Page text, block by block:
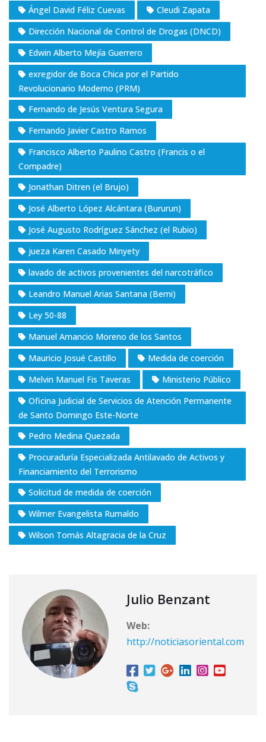
Ángel David Féliz Cuevas
Cleudi Zapata
Dirección Nacional de Control de Drogas (DNCD)
Edwin Alberto Mejía Guerrero
exregidor de Boca Chica por el Partido
Revolucionario Moderno (PRM)
Fernando de Jesús Ventura Segura
Fernando Javier Castro Ramos
Francisco Alberto Paulino Castro (Francis o el
Compadre)
Jonathan Ditren (el Brujo)
José Alberto López Alcántara (Bururun)
José Augusto Rodríguez Sánchez (el Rubio)
jueza Karen Casado Minyety
lavado de activos provenientes del narcotráfico
Leandro Manuel Arias Santana (Berni)
Ley 50-88
Manuel Amancio Moreno de los Santos
Mauricio Josué Castillo
Medida de coerción
Melvin Manuel Fis Taveras
Ministerio Público
Oficina Judicial de Servicios de Atención Permanente
de Santo Domingo Este-Norte
Pedro Medina Quezada
Procuraduría Especializada Antilavado de Activos y
Financiamiento del Terrorismo
Solicitud de medida de coerción
Wilmer Evangelista Rumaldo
Wilson Tomás Altagracia de la Cruz
Julio Benzant
Web:
http://noticiasoriental.com